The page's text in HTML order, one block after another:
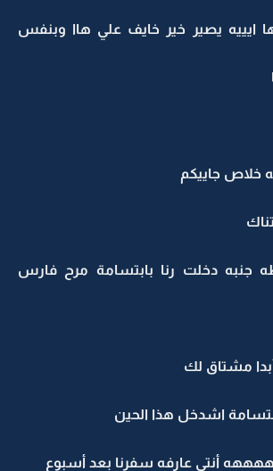
ايييه يصير خير خايف علي هاا وبنفس
جاييكم
جنبه دخلت رنا بابتسامة مرح فارس
مشتاق لك
اشدخل هذا الحين
أنتي عارفه سفرنا بعد أسبوع